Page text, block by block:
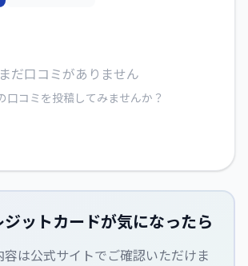
まだ口コミがありません
口コミを投稿してみませんか？
ットカードが気になったら
容は公式サイトでご確認いただけま